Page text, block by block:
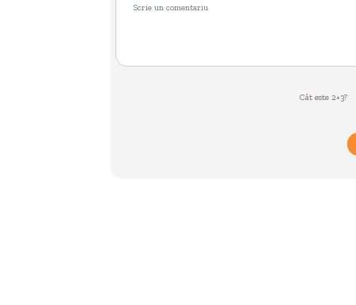
Cât este 2+3?